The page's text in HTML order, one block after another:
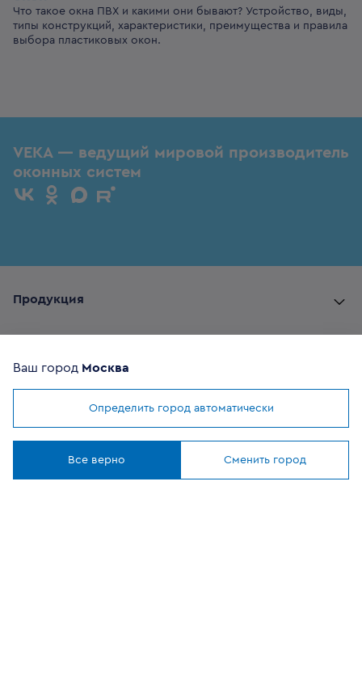
Что такое окна ПВХ и какими они бывают? Устройство, виды,
типы конструкций, характеристики, преимущества и правила
выбора пластиковых окон.
Мы используем cookies
VEKA — ведущий мировой производитель
оконных систем
Продукция
Где купить
Ваш город Москва
Определить город автоматически
Все верно Сменить город